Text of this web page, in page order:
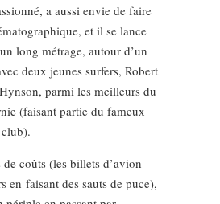
a aussi envie de faire
et il se lance
long métrage, autour d’un
deux jeunes surfers, Robert
parmi les meilleurs du
(faisant partie du fameux
de coûts (les billets d’avion
en faisant des sauts de puce),